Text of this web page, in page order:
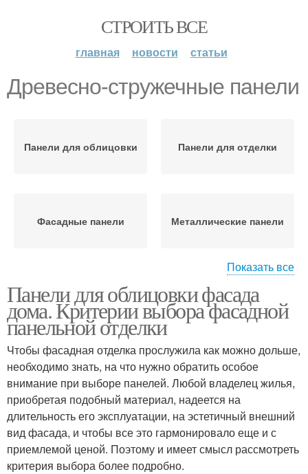
СТРОИТЬ ВСЕ
главная новости статьи
Древесно-стружечные панели
Панели для облицовки Панели для отделки
Фасадные панели Металлические панели
Панели из древесно-
полимерного композита
Пластиковые панели
Показать все
Панели для облицовки фасада
дома. Критерии выбора фасадной
панельной отделки
Чтобы фасадная отделка прослужила как можно дольше,
необходимо знать, на что нужно обратить особое
внимание при выборе панелей. Любой владелец жилья,
приобретая подобный материал, надеется на
длительность его эксплуатации, на эстетичный внешний
вид фасада, и чтобы все это гармонировало еще и с
приемлемой ценой. Поэтому и имеет смысл рассмотреть
критерия выбора более подробно.